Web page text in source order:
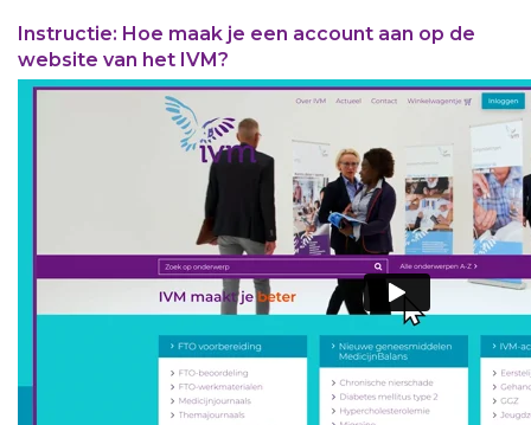
Aanmelden nieuwsbrief
Inloggen
Toegang leeromgeving
Instructie: Hoe maak je een account aan op de
website van het IVM?